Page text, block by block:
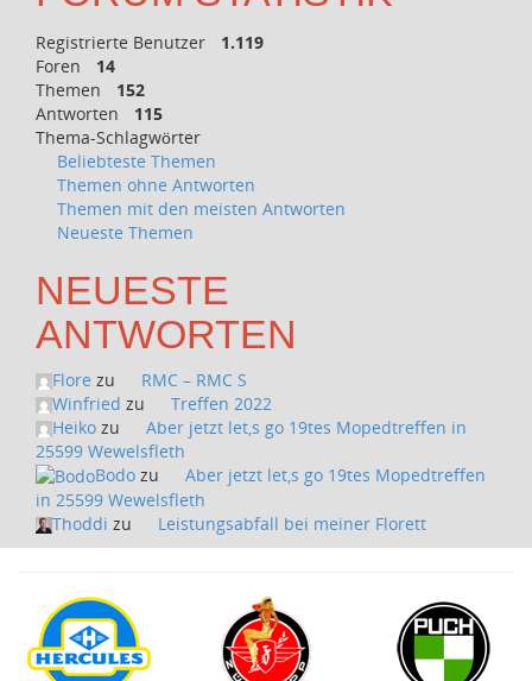
Registrierte Benutzer
1.119
Foren
14
Themen
152
Antworten
115
Thema-Schlagwörter
Beliebteste Themen
Themen ohne Antworten
Themen mit den meisten Antworten
Neueste Themen
NEUESTE
ANTWORTEN
Flore zu
RMC – RMC S
Winfried zu
Treffen 2022
Heiko zu
Aber jetzt let,s go 19tes Mopedtreffen in
25599 Wewelsfleth
Bodo zu
Aber jetzt let,s go 19tes Mopedtreffen
in 25599 Wewelsfleth
Thoddi zu Leistungsabfall bei meiner Florett